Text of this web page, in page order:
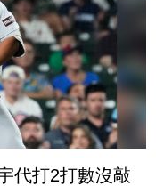
代打2打數沒敲